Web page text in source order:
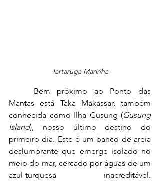
Tartaruga Marinha
Mantas está Taka Makassar, também
conhecida como Ilha Gusung (Gusung
Island), nosso último destino do
primeiro dia. Este é um banco de areia
deslumbrante que emerge isolado no
meio do mar, cercado por águas de um
azul-turquesa inacreditável.